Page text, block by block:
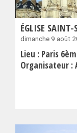
ÉGLISE SAINT-
dimanche 9 août
Lieu : Paris
Organisateur :